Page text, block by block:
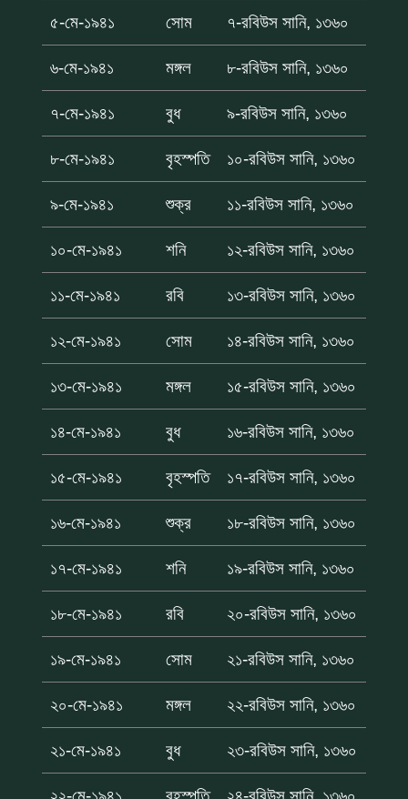
৫-মে-১৯৪১ সোম ৭-রবিউস সানি, ১৩৬০
৬-মে-১৯৪১ মঙ্গল ৮-রবিউস সানি, ১৩৬০
৭-মে-১৯৪১ বুধ ৯-রবিউস সানি, ১৩৬০
৮-মে-১৯৪১ বৃহস্পতি ১০-রবিউস সানি, ১৩৬০
৯-মে-১৯৪১ শুক্র ১১-রবিউস সানি, ১৩৬০
১০-মে-১৯৪১ শনি ১২-রবিউস সানি, ১৩৬০
১১-মে-১৯৪১ রবি ১৩-রবিউস সানি, ১৩৬০
১২-মে-১৯৪১ সোম ১৪-রবিউস সানি, ১৩৬০
১৩-মে-১৯৪১ মঙ্গল ১৫-রবিউস সানি, ১৩৬০
১৪-মে-১৯৪১ বুধ ১৬-রবিউস সানি, ১৩৬০
১৫-মে-১৯৪১ বৃহস্পতি ১৭-রবিউস সানি, ১৩৬০
১৬-মে-১৯৪১ শুক্র ১৮-রবিউস সানি, ১৩৬০
১৭-মে-১৯৪১ শনি ১৯-রবিউস সানি, ১৩৬০
১৮-মে-১৯৪১ রবি ২০-রবিউস সানি, ১৩৬০
১৯-মে-১৯৪১ সোম ২১-রবিউস সানি, ১৩৬০
২০-মে-১৯৪১ মঙ্গল ২২-রবিউস সানি, ১৩৬০
২১-মে-১৯৪১ বুধ ২৩-রবিউস সানি, ১৩৬০